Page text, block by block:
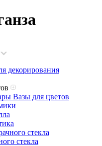
декорирования
Вазы для цветов
стекла
стекла